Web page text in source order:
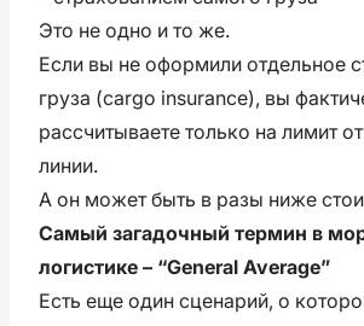
Это не одно и то же.
Если вы не оформили отдельное
груза (cargo insurance), вы
рассчитываете только на лимит
линии.
А он может быть в разы ниже
Самый загадочный термин в
логистике – “General Average”
Есть еще один сценарий, о